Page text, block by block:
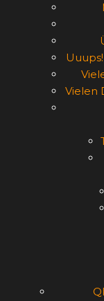
Vielen